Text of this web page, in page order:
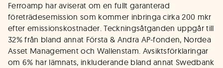
Ferroamp har aviserat om en fullt garanterad
företrädesemission som kommer inbringa cirka 200 mkr
efter emissionskostnader. Teckningsåtganden uppgår till
32% från bland annat Första & Andra AP-fonden, Nordea
Asset Management och Wallenstam. Avsiktsförklaringar
om 6% har lämnats, inkluderande bland annat Swedbank